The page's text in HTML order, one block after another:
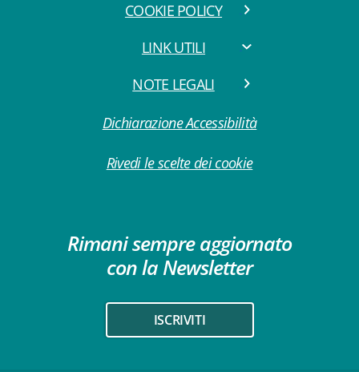
COOKIE POLICY
LINK UTILI
NOTE LEGALI
Dichiarazione Accessibilità
Rivedi le scelte dei cookie
Rimani sempre aggiornato
con la Newsletter
ISCRIVITI